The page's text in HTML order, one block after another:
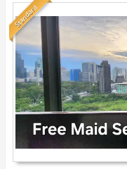
Standard